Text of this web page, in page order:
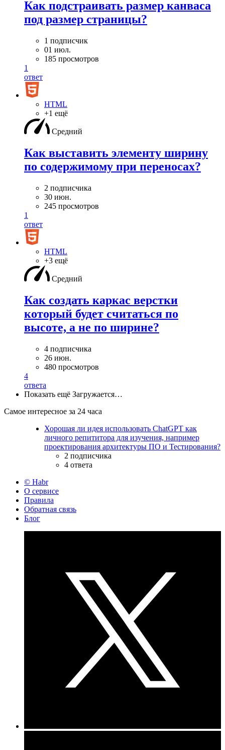
Как подстраивать размер канваса
под размер страницы?
1 подписчик
01 июл.
185 просмотров
1
ответ
HTML
+1 ещё
Средний
Как выставить элементу ширину
по содержимому при переносах?
2 подписчика
30 июн.
245 просмотров
1
ответ
HTML
+3 ещё
Средний
Как создать каркас верстки
который будет считаться по
высоте, а не по ширине?
4 подписчика
26 июн.
480 просмотров
4
ответа
Показать ещё Загружается…
Самое интересное за 24 часа
Хорошая ли идея использовать ChatGPT как
личного репититора для изучения, например
проектирования архитектуры ПО и Тестирования?
2 подписчика
4 ответа
© Habr
О сервисе
Правила
Обратная связь
Блог